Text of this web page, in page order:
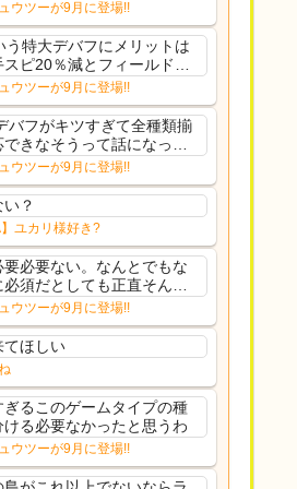
行ってないや
ウツーが9月に登場!!
う特大デバフにメリットは
スピ20％減とフィールド効
ーノーマルとか引いたら
作れないし終わり控えめ
ウツーが9月に登場!!
バフがキツすぎて全種類揃
きなそうって話になって
ウツーが9月に登場!!
？
】ユカリ様好き?
要必要ない。なんとでもな
須だとしても正直そんな
気は無い。運営は時間の
見すぎなのよ。ポケスリ
やろうなと思ってる。〉
二年後...
ウツーが9月に登場!!
てほしい
ぎるこのゲームタイプの種
る必要なかったと思うわ
ウツーが9月に登場!!